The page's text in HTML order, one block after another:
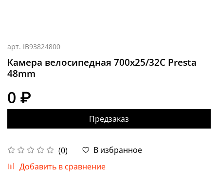
арт. IB93824800
Камера велосипедная 700x25/32C Presta
48mm
(0)
В избранное
Добавить в сравнение
0 ₽
Предзаказ